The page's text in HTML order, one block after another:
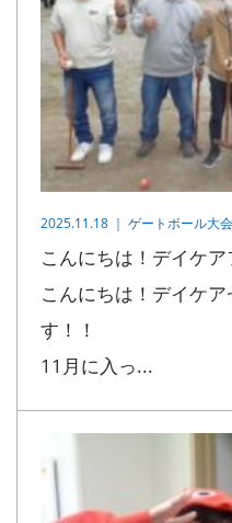
2025.11.18 ｜ ゲートボール大会
こんにちは！デイケア
こんにちは！デイケ
す！！
11月に入っ...